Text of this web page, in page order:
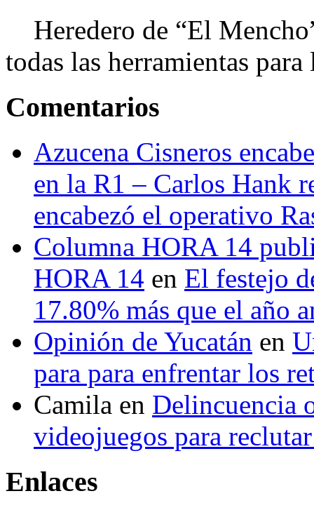
Heredero de “El
todas las herramientas
Comentarios
Azucena Cisneros
en la R1 – Carlos Hank
encabezó el operativo
Columna HORA 14
HORA 14 en El festejo
17.80% más que el año
Opinión de Yucatán en
para para enfrentar los
Camila en Delincuencia
videojuegos para
Enlaces